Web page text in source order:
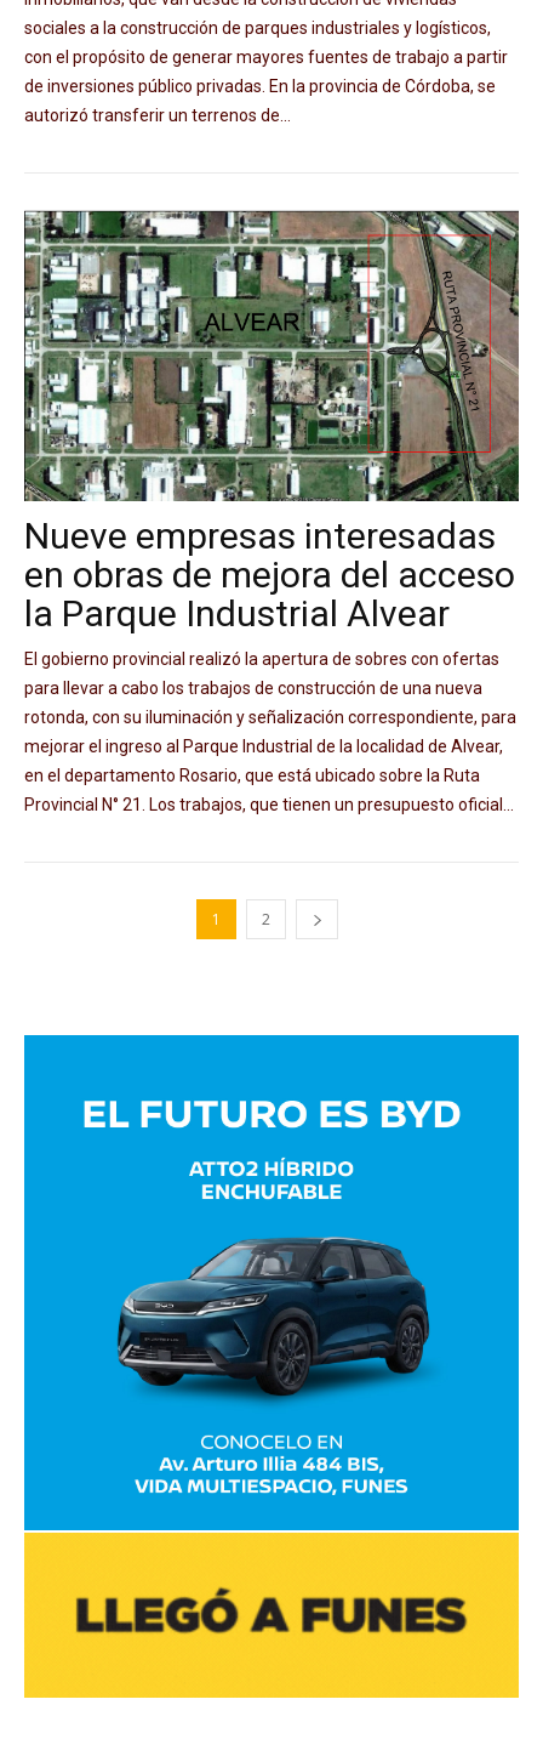
sociales a la construcción de parques industriales y logísticos,
con el propósito de generar mayores fuentes de trabajo a partir
de inversiones público privadas. En la provincia de Córdoba, se
autorizó transferir un terrenos de...
Nueve empresas interesadas
en obras de mejora del acceso
la Parque Industrial Alvear
El gobierno provincial realizó la apertura de sobres con ofertas
para llevar a cabo los trabajos de construcción de una nueva
rotonda, con su iluminación y señalización correspondiente, para
mejorar el ingreso al Parque Industrial de la localidad de Alvear,
en el departamento Rosario, que está ubicado sobre la Ruta
Provincial N° 21. Los trabajos, que tienen un presupuesto oficial...
1 2